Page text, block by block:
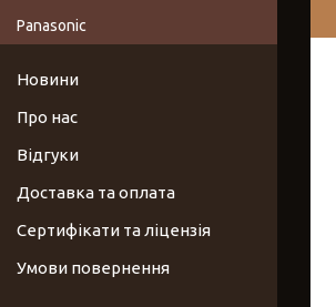
Panasonic
Новини
Про нас
Відгуки
Доставка та оплата
Сертифікати та ліцензія
Умови повернення